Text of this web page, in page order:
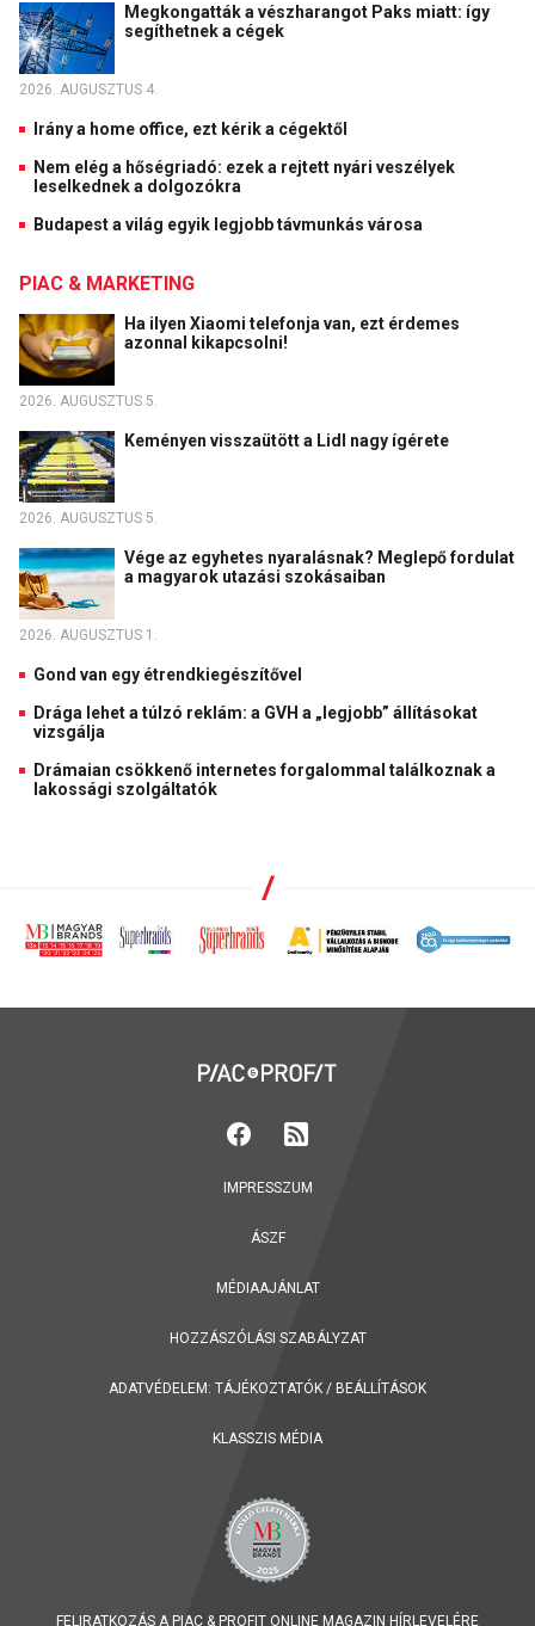
Megkongatták a vészharangot Paks miatt: így
segíthetnek a cégek
2026. AUGUSZTUS 4.
Irány a home office, ezt kérik a cégektől
Nem elég a hőségriadó: ezek a rejtett nyári veszélyek
leselkednek a dolgozókra
Budapest a világ egyik legjobb távmunkás városa
PIAC & MARKETING
Ha ilyen Xiaomi telefonja van, ezt érdemes
azonnal kikapcsolni!
2026. AUGUSZTUS 5.
Keményen visszaütött a Lidl nagy ígérete
2026. AUGUSZTUS 5.
Vége az egyhetes nyaralásnak? Meglepő fordulat
a magyarok utazási szokásaiban
2026. AUGUSZTUS 1.
Gond van egy étrendkiegészítővel
Drága lehet a túlzó reklám: a GVH a „legjobb” állításokat
vizsgálja
Drámaian csökkenő internetes forgalommal találkoznak a
lakossági szolgáltatók
IMPRESSZUM
ÁSZF
MÉDIAAJÁNLAT
HOZZÁSZÓLÁSI SZABÁLYZAT
ADATVÉDELEM: TÁJÉKOZTATÓK / BEÁLLÍTÁSOK
KLASSZIS MÉDIA
FELIRATKOZÁS A PIAC & PROFIT ONLINE MAGAZIN HÍRLEVELÉRE